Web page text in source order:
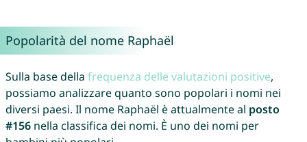
Popolarità del nome Raphaël
Sulla base della frequenza delle valutazioni positive,
possiamo analizzare quanto sono popolari i nomi nei
diversi paesi. Il nome Raphaël è attualmente al posto
#156nella classifica dei nomi. È uno dei nomi per